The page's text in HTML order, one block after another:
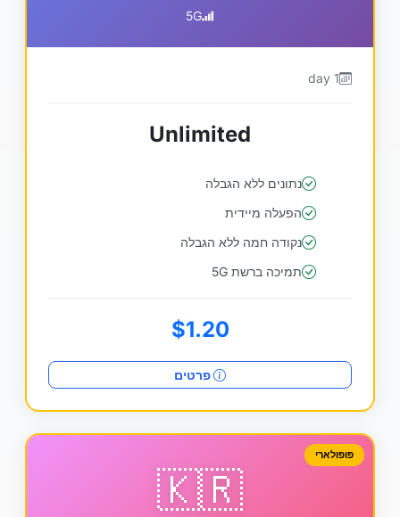
5G
1 day
Unlimited
נתונים ללא הגבלה
הפעלה מיידית
נקודה חמה ללא הגבלה
תמיכה ברשת 5G
$1.20
פרטים
פופולארי
🇰🇷